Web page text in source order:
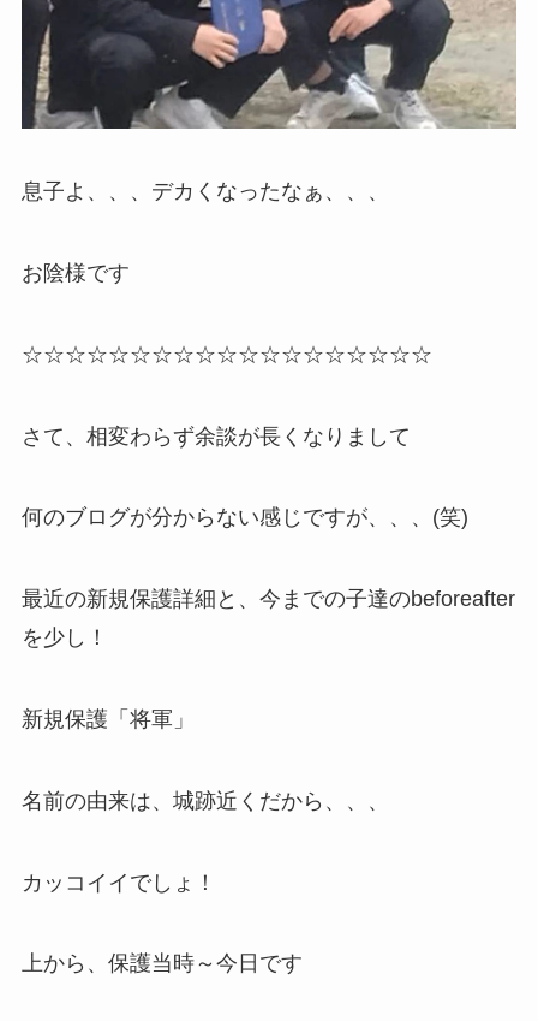
息子よ、、、デカくなったなぁ、、、
お陰様です
☆☆☆☆☆☆☆☆☆☆☆☆☆☆☆☆☆☆☆
さて、相変わらず余談が長くなりまして
何のブログが分からない感じですが、、、(笑)
最近の新規保護詳細と、今までの子達のbeforeafter
を少し！
新規保護「将軍」
名前の由来は、城跡近くだから、、、
カッコイイでしょ！
上から、保護当時～今日です